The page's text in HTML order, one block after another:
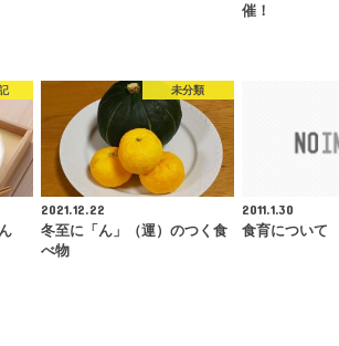
催！
未分類
2021.12.22
冬至に「ん」（運）のつく食
べ物
2011.1.30
食育について